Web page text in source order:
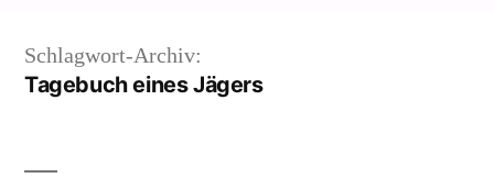
Schlagwort-Archiv:
Tagebuch eines Jägers